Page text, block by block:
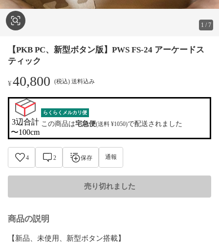
1 /7
【PKB PC、新型ボタン版】PWS FS-24 アーケードス
ティック
¥40,800 (税込) 送料込み
3辺合計
〜100cm
らくらくメルカリ便
この商品は宅急便(送料 ¥1050)で配送されました
4 2 保存 通報
売り切れました
商品の説明
【新品、未使用、新型ボタン搭載】